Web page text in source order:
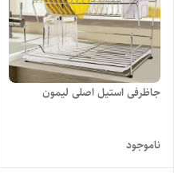
جاظرفی استیل اصلی لیمون
ناموجود